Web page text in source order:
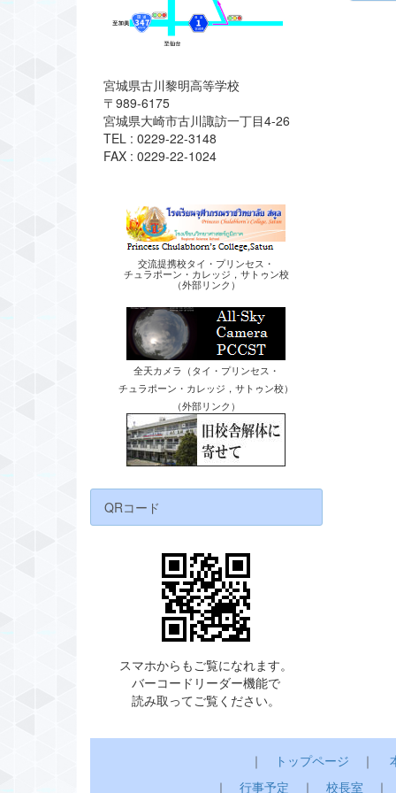
宮城県古川黎明高等学校
〒989-6175
宮城県大崎市古川諏訪一丁目4-26
TEL : 0229-22-3148
FAX : 0229-22-1024
交流提携校タイ・プリンセス・
チュラポーン・カレッジ，サトゥン校
（外部リンク）
全天カメラ（タイ・プリンセス・
チュラポーン・カレッジ，サトゥン校）
（外部リンク）
QRコード
スマホからもご覧になれます。
バーコードリーダー機能で
読み取ってご覧ください。
｜ トップページ ｜
｜ 行事予定 ｜ 校長室